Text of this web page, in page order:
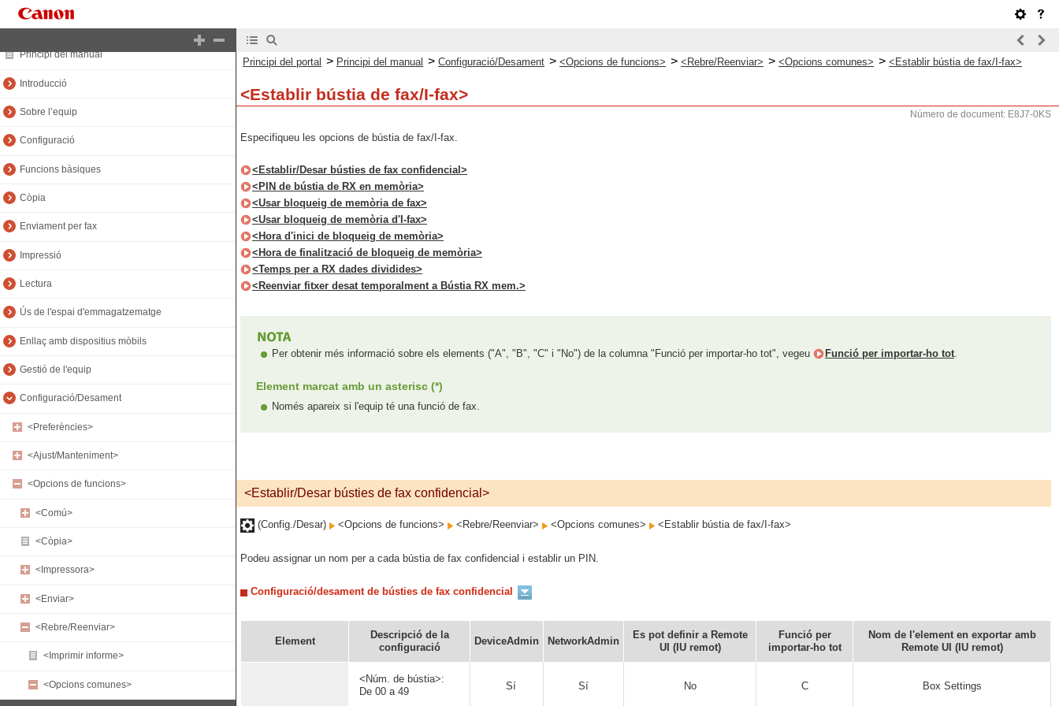
Principi del portal
Principi del manual
Introducció
Sobre l’equip
Configuració
Funcions bàsiques
Còpia
Enviament per fax
Impressió
Lectura
Ús de l'espai d'emmagatzematge
Enllaç amb dispositius mòbils
Gestió de l'equip
Configuració/Desament
<Preferències>
<Ajust/Manteniment>
<Opcions de funcions>
<Comú>
<Còpia>
<Impressora>
<Enviar>
<Rebre/Reenviar>
<Imprimir informe>
<Opcions comunes>
Principi del portal > Principi del manual > Configuració/Desament > <Opcions de funcions> > <Rebre/Reenviar> > <Opcions comunes> > <Establir bústia de fax/I-fax>
<Establir bústia de fax/I-fax>
Número de document: E8J7-0KS
Especifiqueu les opcions de bústia de fax/I-fax.
<Establir/Desar bústies de fax confidencial>
<PIN de bústia de RX en memòria>
<Usar bloqueig de memòria de fax>
<Usar bloqueig de memòria d'I-fax>
<Hora d'inici de bloqueig de memòria>
<Hora de finalització de bloqueig de memòria>
<Temps per a RX dades dividides>
<Reenviar fitxer desat temporalment a Bústia RX mem.>
Per obtenir més informació sobre els elements ("A", "B", "C" i "No") de la columna "Funció per importar-ho tot", vegeu Funció per importar-ho tot.
Element marcat amb un asterisc (*)
Només apareix si l'equip té una funció de fax.
<Establir/Desar bústies de fax confidencial>
(Config./Desar) <Opcions de funcions> <Rebre/Reenviar> <Opcions comunes> <Establir bústia de fax/I-fax>
Podeu assignar un nom per a cada bústia de fax confidencial i establir un PIN.
Configuració/desament de bústies de fax confidencial
Element
Descripció de la
configuració
DeviceAdmin NetworkAdmin
Es pot definir a Remote
UI (IU remot)
Funció per
importar-ho tot
Nom de l'element en exportar amb
Remote UI (IU remot)
<Núm. de bústia>:
De 00 a 49
Sí Sí No C Box Settings